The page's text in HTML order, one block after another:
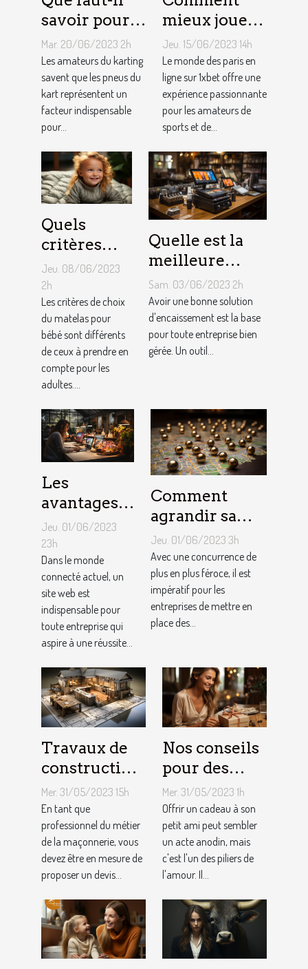
savoir pour
un meilleur
ajustement
de la
pression des
pneus de
Kart ?
Mar. 20/06/2023 2h
Les amateurs du karting
savent que les pneus du
kart représentent un
facteur indispensable
pour...
mieux jouer
pour gagner
au jeu
1XBET ?
Jeu. 15/06/2023 14h
Le monde des paris en
ligne sur 1xbet offre une
expérience passionnante
pour les amateurs de
sports et de...
Quels
critères
pour
choisir un
matelas de
bébé ?
Jeu. 08/06/2023
2h
Les critères de choix
du matelas pour
bébé sont différents
de ceux à prendre en
compte pour les
adultes....
Quelle est la
meilleure
solution
d'encaissement
pour votre
entreprise ?
Sam. 03/06/2023 2h
Avoir une bonne solution
d'encaissement est la base
pour toute entreprise bien
gérée. Un outil...
Les
avantages
de faire
appel à un
spécialiste
de
conception
de site web
Jeu. 01/06/2023
23h
Dans le monde
connecté actuel, un
site web est
indispensable pour
toute entreprise qui
aspire à une réussite...
Comment
agrandir sa
notoriété
locale et
fidéliser sa
clientèle grâce
aux outils du
référencement
Jeu. 01/06/2023 3h
Avec une concurrence de
plus en plus féroce, il est
impératif pour les
entreprises de mettre en
place des...
Travaux de
construction
d’une maison
: Comment
établir le
devis avec un
artisan
maçon ?
Mer. 31/05/2023 15h
En tant que
professionnel du métier
de la maçonnerie, vous
devez être en mesure de
proposer un devis...
Nos conseils
pour des
cadeaux
idéaux et
originaux
pour votre
petit ami
Mer. 31/05/2023 1h
Offrir un cadeau à son
petit ami peut sembler
un acte anodin, mais
c'est l'un des piliers de
l'amour. Il...